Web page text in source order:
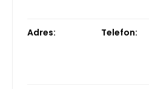
Adres: Telefon: